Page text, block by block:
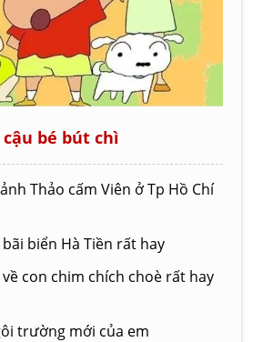
bé bút chì
Thảo cấm Viên ở Tp Hồ Chí
biển Hà Tiền rất hay
con chim chích choè rất hay
trường mới của em